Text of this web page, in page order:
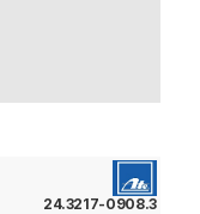
24.3217-0908.3